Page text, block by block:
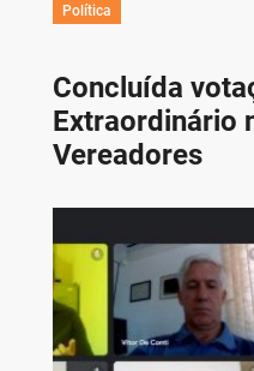
Política
Concluída
Extraordinário
Vereadores